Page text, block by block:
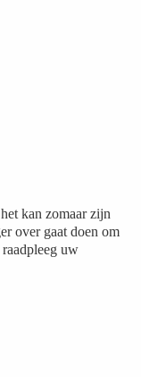
kan zomaar zijn
over gaat doen om
uw